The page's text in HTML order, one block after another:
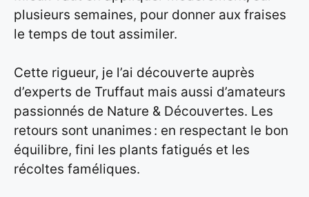
plusieurs semaines, pour donner aux fraises
le temps de tout assimiler.
Cette rigueur, je l’ai découverte auprès
d’experts de Truffaut mais aussi d’amateurs
passionnés de Nature & Découvertes. Les
retours sont unanimes : en respectant le bon
équilibre, fini les plants fatigués et les
récoltes faméliques.